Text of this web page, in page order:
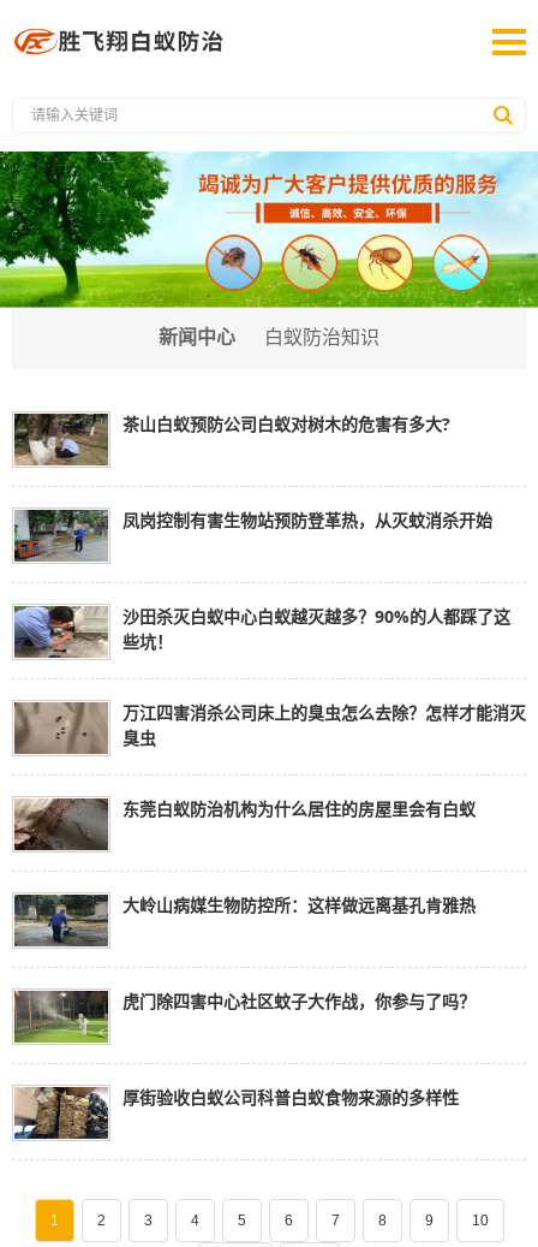
新闻中心 白蚁防治知识
茶山白蚁预防公司白蚁对树木的危害有多大?
凤岗控制有害生物站预防登革热，从灭蚊消杀开始
沙田杀灭白蚁中心白蚁越灭越多？90%的人都踩了这
些坑！
万江四害消杀公司床上的臭虫怎么去除？怎样才能消灭
臭虫
东莞白蚁防治机构为什么居住的房屋里会有白蚁
大岭山病媒生物防控所：这样做远离基孔肯雅热
虎门除四害中心社区蚊子大作战，你参与了吗？
厚街验收白蚁公司科普白蚁食物来源的多样性
1 2 3 4 5 6 7 8 9 10